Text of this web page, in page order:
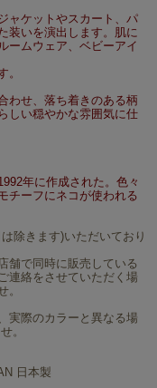
ャケットやスカート、パ
装いを演出します。肌に
ームウェア、ベビーアイ
。
わせ、落ち着きのある柄
しい穏やかな雰囲気に仕
年に作成された。色々
チーフにネコが使われる
除きます)いただいており
舗で同時に販売している
連絡をさせていただく場
。
実際のカラーと異なる場
。
日本製